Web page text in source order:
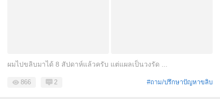
ผมไปขลิบมาได้ 8 สัปดาห์แล้วครับ แต่แผลเป็นวงรัด ...
#ถาม/ปรึกษาปัญหาขลิบ
866 2